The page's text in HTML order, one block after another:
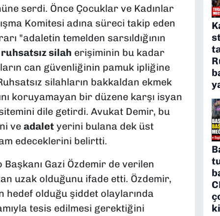
serdi. Önce Çocuklar ve Kadınlar
Komitesi adına süreci takip eden
"adaletin temelden sarsıldığının
ruhsatsız silah erişiminin bu kadar
can güvenliğinin pamuk ipliğine
silahların bakkaldan ekmek
koruyamayan bir düzene karşı isyan
dile getirdi. Avukat Demir, bu
ve adaletyerini bulana dek üst
edeceklerini belirtti.
Gazi Özdemir de verilen
uzak olduğunu ifade etti. Özdemir,
hedef olduğu şiddet olaylarında
tesis edilmesi gerektiğini